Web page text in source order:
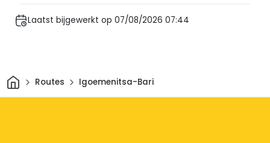
Laatst bijgewerkt op 07/08/2026 07:44
ThuisRoutes Igoemenitsa-Bari